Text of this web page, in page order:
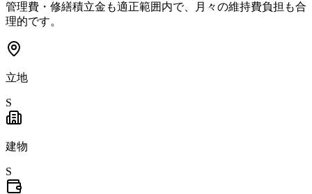
管理費・修繕積立金も適正範囲内で、月々の維持費負担も合
理的です。
立地
S
建物
S